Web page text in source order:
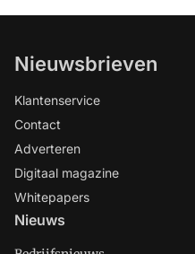
Nieuwsbrieven
Klantenservice
Contact
Adverteren
Digitaal magazine
Whitepapers
Nieuws